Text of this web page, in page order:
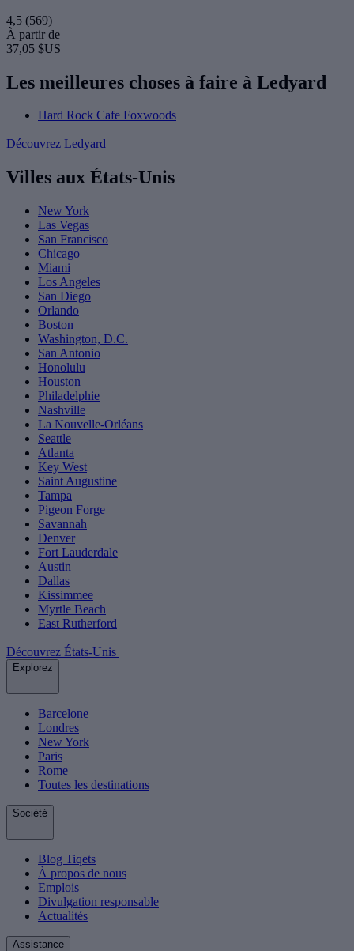
4,5 (569)
À partir de
37,05 $US
Les meilleures choses à faire à Ledyard
Hard Rock Cafe Foxwoods
Découvrez Ledyard
Villes aux États-Unis
New York
Las Vegas
San Francisco
Chicago
Miami
Los Angeles
San Diego
Orlando
Boston
Washington, D.C.
San Antonio
Honolulu
Houston
Philadelphie
Nashville
La Nouvelle-Orléans
Seattle
Atlanta
Key West
Saint Augustine
Tampa
Pigeon Forge
Savannah
Denver
Fort Lauderdale
Austin
Dallas
Kissimmee
Myrtle Beach
East Rutherford
Découvrez États-Unis
Explorez
Barcelone
Londres
New York
Paris
Rome
Toutes les destinations
Société
Blog Tiqets
À propos de nous
Emplois
Divulgation responsable
Actualités
Assistance